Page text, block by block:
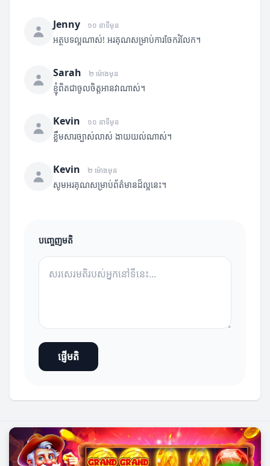
Jenny ១០ នាទីមុន
អត្ថបទល្អណាស់! អរគុណសម្រាប់ការចែករំលែក។
Sarah ២ ម៉ោងមុន
ខ្ញុំពិតជាចូលចិត្តអានវាណាស់។
Kevin ១០ នាទីមុន
ខ្លឹមសារច្បាស់លាស់ ងាយយល់ណាស់។
Kevin ២ ម៉ោងមុន
សូមអរគុណសម្រាប់ព័ត៌មានដ៏ល្អនេះ។
បញ្ចេញមតិ
ផ្ញើមតិ